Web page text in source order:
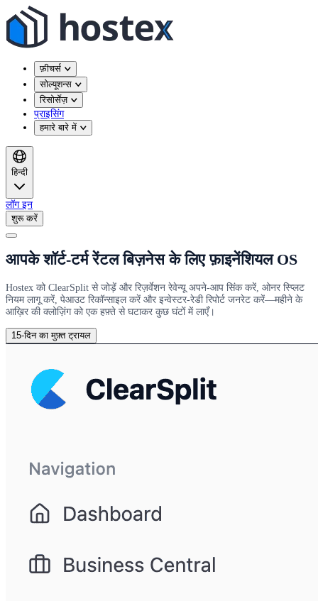
फ़ीचर्स
सोल्यूशन्स
रिसोर्सेज़
प्राइसिंग
हमारे बारे में
हिन्दी
लॉग इन
शुरू करें
आपके शॉर्ट-टर्म रेंटल बिज़नेस के लिए फ़ाइनेंशियल OS
Hostex को ClearSplit से जोड़ें और रिज़र्वेशन रेवेन्यू अपने-आप सिंक करें, ओनर स्प्लिट
नियम लागू करें, पेआउट रिकॉन्साइल करें और इन्वेस्टर-रेडी रिपोर्ट जनरेट करें—महीने के
आख़िर की क्लोज़िंग को एक हफ़्ते से घटाकर कुछ घंटों में लाएँ।
15-दिन का मुफ़्त ट्रायल